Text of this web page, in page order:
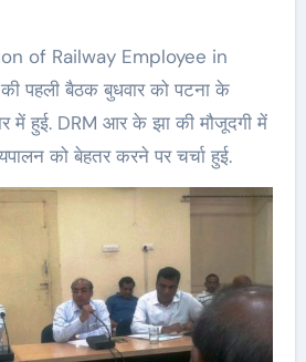
पहली बैठक बुधवार को पटना के
में हुई. DRM आर के झा की मौजूदगी में
को बेहतर करने पर चर्चा हुई.